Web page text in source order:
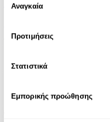
των υπηρεσιών τους.
συγκατάθεσης
Αναγκαία
Προτιμήσεις
Στατιστικά
Εμπορικής προώθησης
Ανεμοδαρμένα Ύψη
12.90€ 6.45€ (-50%)